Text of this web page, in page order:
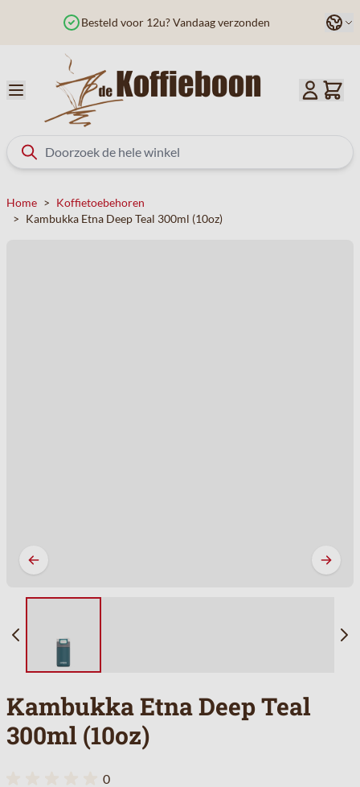
Besteld voor 12u? Vandaag verzonden Taal
Home > Koffietoebehoren
> Kambukka Etna Deep Teal 300ml (10oz)
Kambukka Etna Deep Teal
300ml (10oz)
0